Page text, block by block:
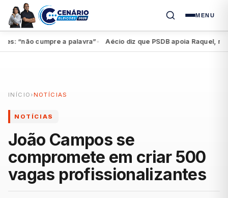
MENU
cumpre a palavra”● Aécio diz que PSDB apoia Raquel, mas
INÍCIO › NOTÍCIAS
NOTÍCIAS
João Campos se
compromete em criar 500
vagas profissionalizantes